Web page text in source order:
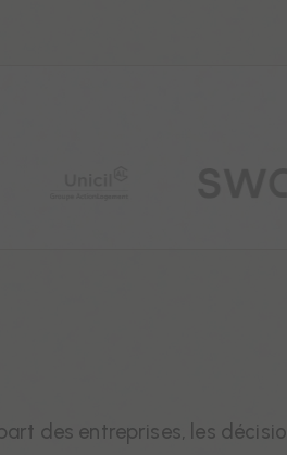
des entreprises, les